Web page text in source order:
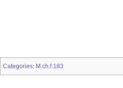
Categories: M.ch.f.183